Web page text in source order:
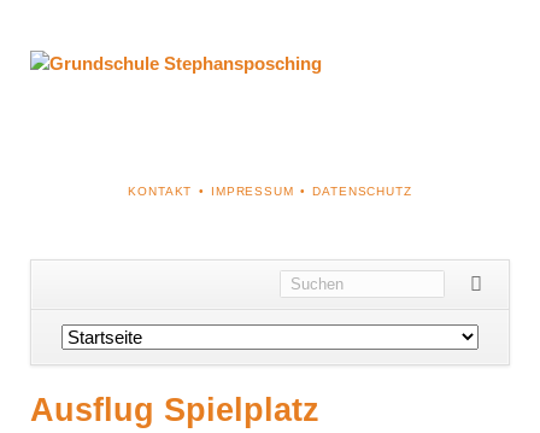
NAVIGATION
KONTAKT IMPRESSUM DATENSCHUTZ
Navigation
überspringen
Ausflug Spielplatz